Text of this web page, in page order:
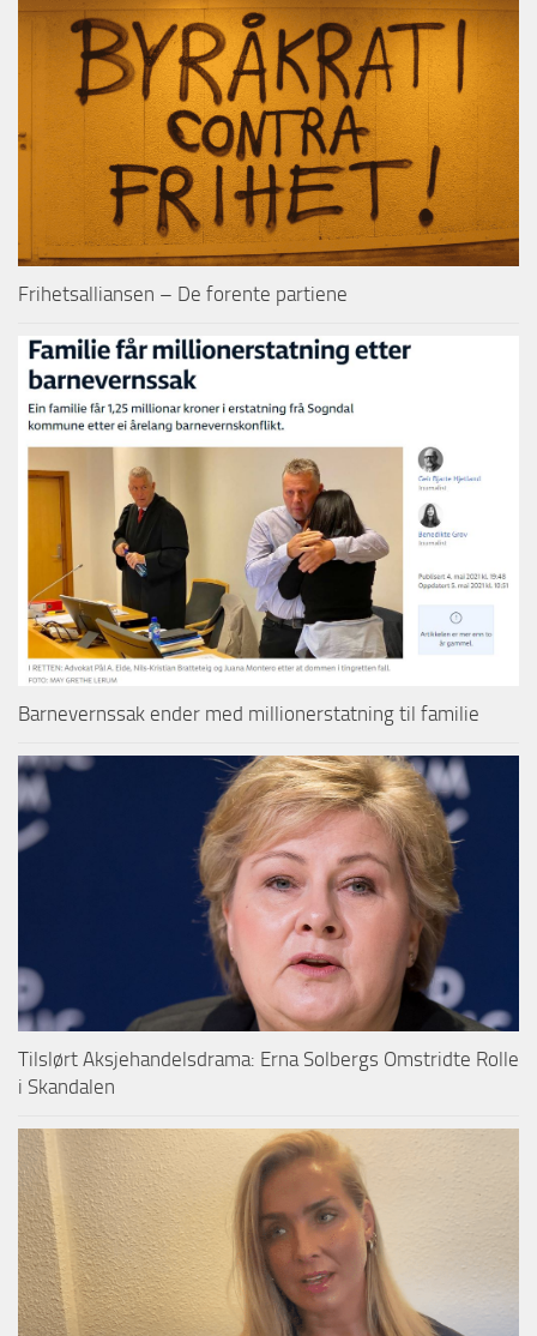
Frihetsalliansen – De forente partiene
Barnevernssak ender med millionerstatning til familie
Tilslørt Aksjehandelsdrama: Erna Solbergs Omstridte Rolle
i Skandalen